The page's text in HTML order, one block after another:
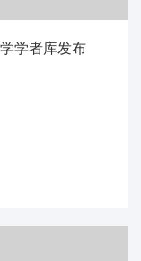
学者库发布